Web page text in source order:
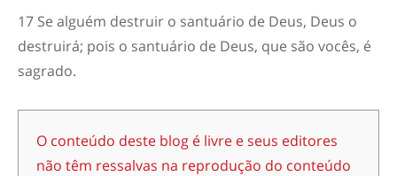
17 Se alguém destruir o santuário de Deus, Deus o
destruirá; pois o santuário de Deus, que são vocês, é
sagrado.
O conteúdo deste blog é livre e seus editores
não têm ressalvas na reprodução do conteúdo